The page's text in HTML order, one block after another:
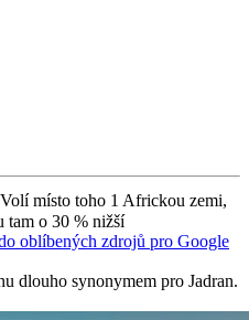
místo toho 1 Africkou zemi,
tam o 30 % nižší
oblíbených zdrojů pro Google
dlouho synonymem pro Jadran.